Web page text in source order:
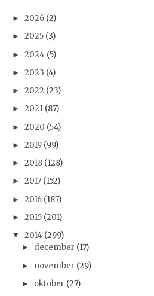
► 2026 (2)
► 2025 (3)
► 2024 (5)
► 2023 (4)
► 2022 (23)
► 2021 (87)
► 2020 (54)
► 2019 (99)
► 2018 (128)
► 2017 (152)
► 2016 (187)
► 2015 (201)
▼ 2014 (299)
► december (17)
► november (29)
► oktober (27)